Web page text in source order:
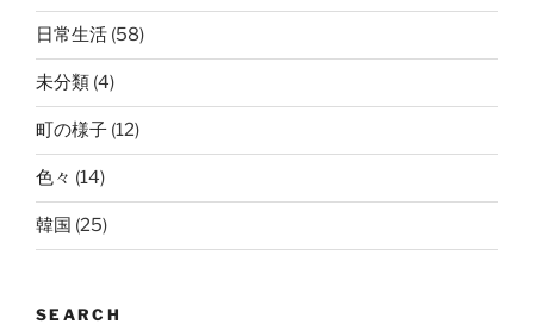
日常生活 (58)
未分類 (4)
町の様子 (12)
色々 (14)
韓国 (25)
SEARCH